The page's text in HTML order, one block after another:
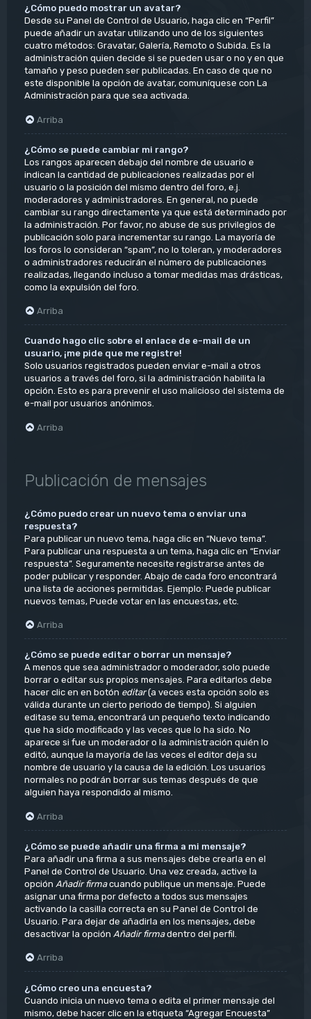
¿Cómo puedo mostrar un avatar?
Desde su Panel de Control de Usuario, haga clic en “Perfil”
puede añadir un avatar utilizando uno de los siguientes
cuatro métodos: Gravatar, Galería, Remoto o Subida. Es la
administración quien decide si se pueden usar o no y en que
tamaño y peso pueden ser publicadas. En caso de que no
este disponible la opción de avatar, comuníquese con La
Administración para que sea activada.
Arriba
¿Cómo se puede cambiar mi rango?
Los rangos aparecen debajo del nombre de usuario e
indican la cantidad de publicaciones realizadas por el
usuario o la posición del mismo dentro del foro, e.j.
moderadores y administradores. En general, no puede
cambiar su rango directamente ya que está determinado por
la administración. Por favor, no abuse de sus privilegios de
publicación solo para incrementar su rango. La mayoría de
los foros lo consideran “spam”, no lo toleran, y moderadores
o administradores reducirán el número de publicaciones
realizadas, llegando incluso a tomar medidas mas drásticas,
como la expulsión del foro.
Arriba
Cuando hago clic sobre el enlace de e-mail de un
usuario, ¡me pide que me registre!
Solo usuarios registrados pueden enviar e-mail a otros
usuarios a través del foro, si la administración habilita la
opción. Esto es para prevenir el uso malicioso del sistema de
e-mail por usuarios anónimos.
Arriba
Publicación de mensajes
¿Cómo puedo crear un nuevo tema o enviar una
respuesta?
Para publicar un nuevo tema, haga clic en “Nuevo tema”.
Para publicar una respuesta a un tema, haga clic en “Enviar
respuesta”. Seguramente necesite registrarse antes de
poder publicar y responder. Abajo de cada foro encontrará
una lista de acciones permitidas. Ejemplo: Puede publicar
nuevos temas, Puede votar en las encuestas, etc.
Arriba
¿Cómo se puede editar o borrar un mensaje?
A menos que sea administrador o moderador, solo puede
borrar o editar sus propios mensajes. Para editarlos debe
hacer clic en en botón editar(a veces esta opción solo es
válida durante un cierto periodo de tiempo). Si alguien
editase su tema, encontrará un pequeño texto indicando
que ha sido modificado y las veces que lo ha sido. No
aparece si fue un moderador o la administración quién lo
editó, aunque la mayoría de las veces el editor deja su
nombre de usuario y la causa de la edición. Los usuarios
normales no podrán borrar sus temas después de que
alguien haya respondido al mismo.
Arriba
¿Cómo se puede añadir una firma a mi mensaje?
Para añadir una firma a sus mensajes debe crearla en el
Panel de Control de Usuario. Una vez creada, active la
opción Añadir firmacuando publique un mensaje. Puede
asignar una firma por defecto a todos sus mensajes
activando la casilla correcta en su Panel de Control de
Usuario. Para dejar de añadirla en los mensajes, debe
desactivar la opción Añadir firmadentro del perfil.
Arriba
¿Cómo creo una encuesta?
Cuando inicia un nuevo tema o edita el primer mensaje del
mismo, debe hacer clic en la etiqueta “Agregar Encuesta”